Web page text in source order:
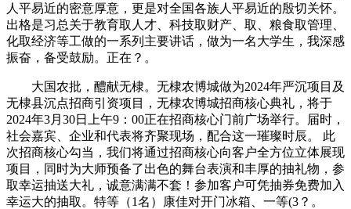
人平易近的密意厚意，更是对全国各族人平易近的殷切关怀。
出格是习总关于教育取人才、科技取财产、取、粮食取管理、
化取经济等工做的一系列主要讲话，做为一名大学生，我深感
振奋，备受鼓励。正在？。
大国农批，醴献无棣。无棣农博城做为2024年严沉项目及
无棣县沉点招商引资项目，无棣农博城招商核心典礼，将于
2024年3月30日上午9：00正在招商核心门前广场举行。届时，
社会嘉宾、企业和代表将齐聚现场，配合这一璀璨时辰。 此
次招商核心勾当，我们将通过招商核心向客户全方位立体展现
项目，同时为大师预备了出色的舞台表演和丰厚的抽礼物，参
取幸运抽送大礼，诚意满满不套！参加客户可凭抽券免费加入
幸运大的抽取。特等（1名）康佳对开门冰箱、一等(3？。